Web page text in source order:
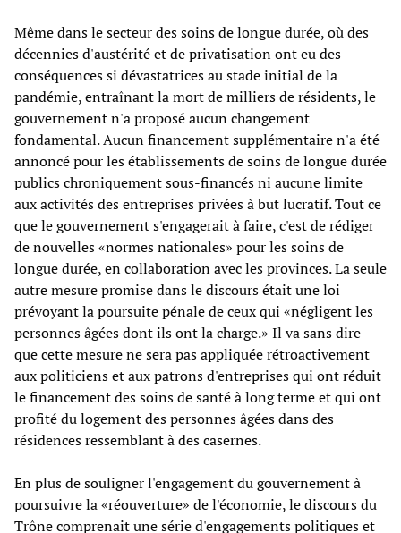
Même dans le secteur des soins de longue durée, où des
décennies d'austérité et de privatisation ont eu des
conséquences si dévastatrices au stade initial de la
pandémie, entraînant la mort de milliers de résidents, le
gouvernement n'a proposé aucun changement
fondamental. Aucun financement supplémentaire n'a été
annoncé pour les établissements de soins de longue durée
publics chroniquement sous-financés ni aucune limite
aux activités des entreprises privées à but lucratif. Tout ce
que le gouvernement s'engagerait à faire, c'est de rédiger
de nouvelles «normes nationales» pour les soins de
longue durée, en collaboration avec les provinces. La seule
autre mesure promise dans le discours était une loi
prévoyant la poursuite pénale de ceux qui «négligent les
personnes âgées dont ils ont la charge.» Il va sans dire
que cette mesure ne sera pas appliquée rétroactivement
aux politiciens et aux patrons d'entreprises qui ont réduit
le financement des soins de santé à long terme et qui ont
profité du logement des personnes âgées dans des
résidences ressemblant à des casernes.
En plus de souligner l'engagement du gouvernement à
poursuivre la «réouverture» de l'économie, le discours du
Trône comprenait une série d'engagements politiques et